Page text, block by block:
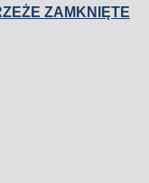
ZAMKNIĘTE